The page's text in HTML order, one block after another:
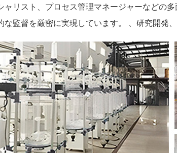
ャリスト、プロセス管理マネージャーなどの
な監督を厳密に実現しています。 、研究開発